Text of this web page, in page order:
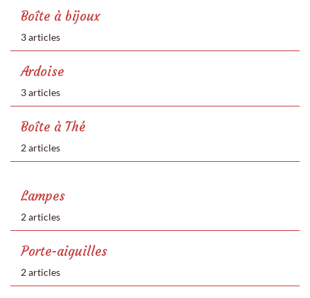
Boîte à bijoux
3 articles
Ardoise
3 articles
Boîte à Thé
2 articles
Lampes
2 articles
Porte-aiguilles
2 articles